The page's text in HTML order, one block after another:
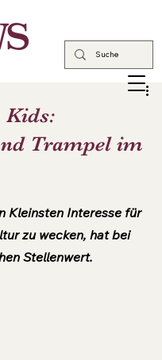
Kids:
Trampel im
Sternen bewertet.
Kleinsten Interesse für
zu wecken, hat bei
Stellenwert.